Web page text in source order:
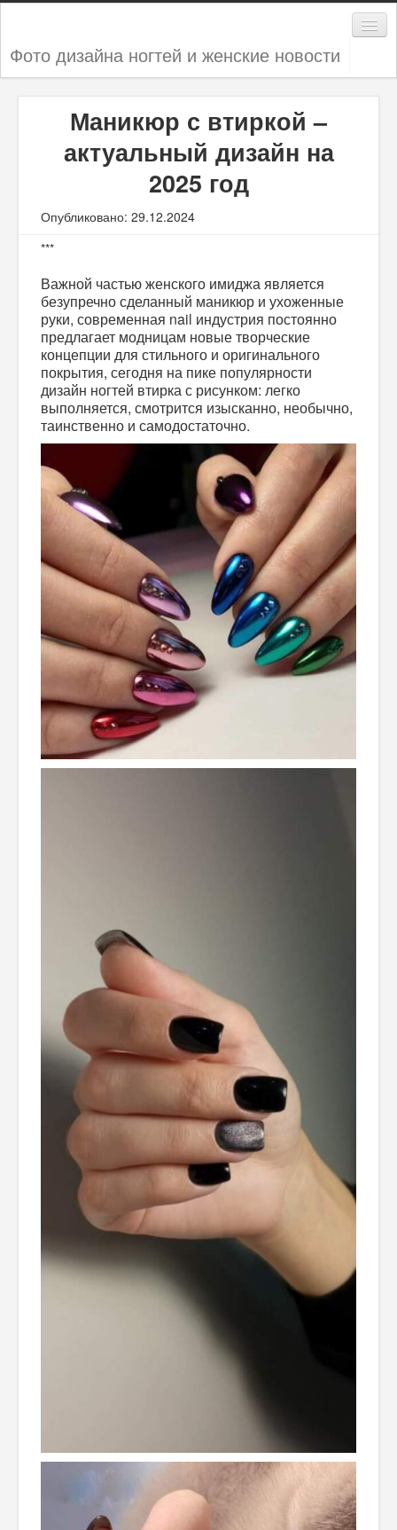
Фото дизайна ногтей и женские новости
Женские секреты
Мода и стиль
Маникюр с втиркой –
актуальный дизайн на
2025 год
Опубликовано: 29.12.2024
***
Важной частью женского имиджа является
безупречно сделанный маникюр и ухоженные
руки, современная nail индустрия постоянно
предлагает модницам новые творческие
концепции для стильного и оригинального
покрытия, сегодня на пике популярности
дизайн ногтей втирка с рисунком: легко
выполняется, смотрится изысканно, необычно,
таинственно и самодостаточно.